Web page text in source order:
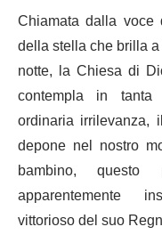
Chiamata dalla
della stella che brilla
notte, la Chiesa di
contempla in
ordinaria
depone nel nostro
bambino,
apparentemente
vittorioso del suo